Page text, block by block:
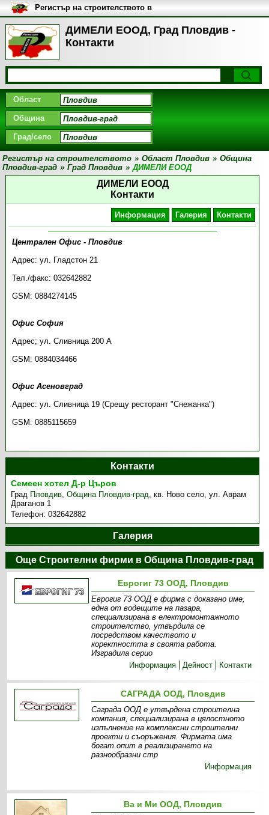
ДИМЕЛИ ЕООД, Град Пловдив -
Контакти
Регистър на строителството в
България
Област
Община
Град/село
Регистър на строителството » Област Пловдив » Община
Пловдив-град » Град Пловдив » ДИМЕЛИ ЕООД
ДИМЕЛИ ЕООД
Контакти
Информация Галерия Контакти
Централен Офис - Пловдив
Адрес: ул. Гладстон 21
Тел./факс: 032642882
GSM: 0884274145
Офис София
Адрес; ул. Сливница 200 А
GSM: 0884034466
Офис Асеновград
Адрес: ул. Сливница 19 (Срещу ресторант "Снежанка")
GSM: 0885115659
Контакти
Семеен хотел Д-р Църов
Град Пловдив,Община Пловдив-град,кв. Ново село, ул. Аврам
Драганов 1
Телефон:032642882
Галерия
Още Строителни фирми в Община Пловдив-град
Еврогиг 73 ООД, Пловдив
Еврогиг 73 ООД е фирма с доказано име,
една от водещите на пазара,
специализирана в електромонтажното
строителство, утвърдила се
посредством качеството и
коректността в своята работа.
Изградила серио
Информация
Дейност Контакти
САГРАДА ООД, Пловдив
Саграда ООД е утвърдена строителна
компания, специализирана в цялостното
изпълнение на комплексни строителни
проекти и съоръжения. Фирмата има
богат опит в реализирането на
разнообразни стр
Информация
Ва и Ми ООД, Пловдив